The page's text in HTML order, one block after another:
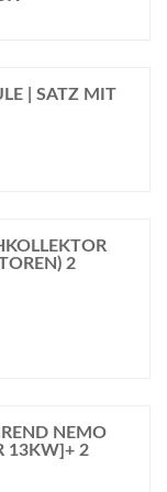
| SATZ MIT
2
NEMO
13KW]+ 2